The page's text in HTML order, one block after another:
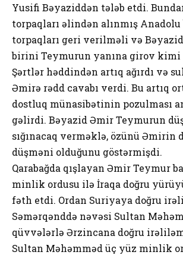
Yusifi Bəyaziddən tələb etdi.
torpaqları əlindən alınmış
torpaqları geri verilməli və
birini Teymurun yanına girov kimi
Şərtlər həddindən artıq ağırdı və
Əmirə rədd cavabı verdi. Bu artıq
dostluq münasibətinin pozulması
gəlirdi. Bəyazid Əmir Teymurun
sığınacaq verməklə, özünü Əmirin
düşməni olduğunu göstərmişdi.
Qarabağda qışlayan Əmir Teymur
minlik ordusu ilə İraqa doğru
fəth etdi. Ordan Suriyaya doğru
Səmərqənddə nəvəsi Sultan
qüvvələrlə Ərzincana doğru
Sultan Məhəmməd üç yüz minlik